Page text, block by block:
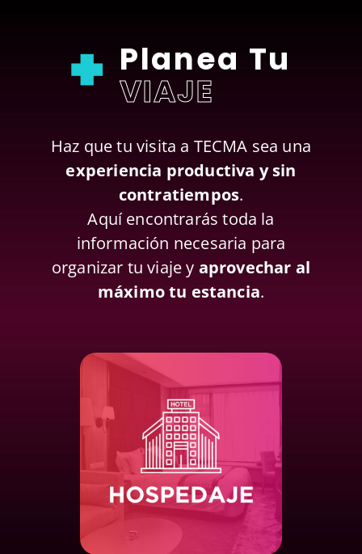
Planea Tu
VIAJE
Haz que tu visita a TECMA sea una
experiencia productiva y sin
contratiempos.
Aquí encontrarás toda la
información necesaria para
organizar tu viaje y aprovechar al
máximo tu estancia.